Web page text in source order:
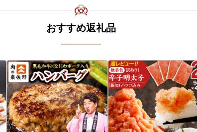
おすすめ返礼品